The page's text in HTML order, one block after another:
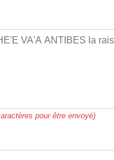
pour être envoyé)